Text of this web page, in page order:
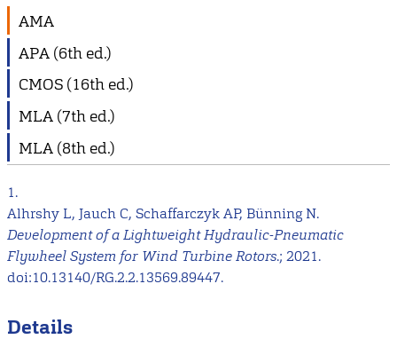
AMA
APA (6th ed.)
CMOS (16th ed.)
MLA (7th ed.)
MLA (8th ed.)
1.
Alhrshy L, Jauch C, Schaffarczyk AP, Bünning N.
Development of a Lightweight Hydraulic-Pneumatic
Flywheel System for Wind Turbine Rotors.; 2021.
doi:10.13140/RG.2.2.13569.89447.
Details